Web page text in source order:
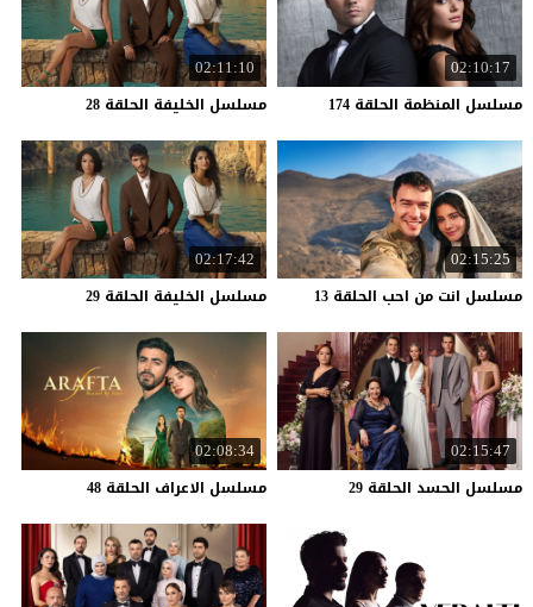
02:10:17
مسلسل المنظمة الحلقة 174
02:11:10
مسلسل الخليفة الحلقة 28
02:15:25
مسلسل انت من احب الحلقة 13
02:17:42
مسلسل الخليفة الحلقة 29
02:15:47
مسلسل الحسد الحلقة 29
02:08:34
مسلسل الاعراف الحلقة 48